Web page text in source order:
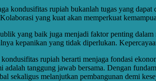
kondusifitas rupiah bukanlah tugas yang
yang kuat akan memperkuat
yang baik juga menjadi faktor penting
kepanikan yang tidak diperlukan.
rupiah berarti menjaga fondasi
adalah tanggung jawab bersama. Dengan
sekaligus melanjutkan pembangunan demi